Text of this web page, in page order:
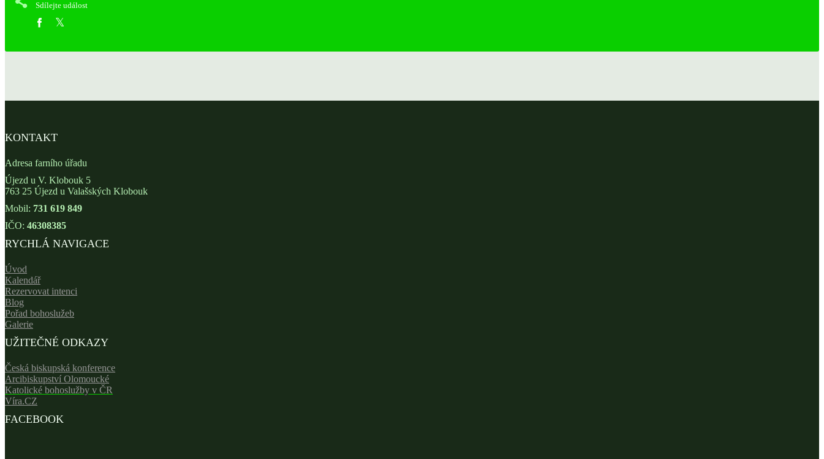
Sdílejte událost
KONTAKT
Adresa farního úřadu
Újezd u V. Klobouk 5
763 25 Újezd u Valašských Klobouk
Mobil: 731 619 849
IČO: 46308385
RYCHLÁ NAVIGACE
Úvod
Kalendář
Rezervovat intenci
Blog
Pořad bohoslužeb
Galerie
UŽITEČNÉ ODKAZY
Česká biskupská konference
Arcibiskupství Olomoucké
Katolické bohoslužby v ČR
Víra.CZ
FACEBOOK